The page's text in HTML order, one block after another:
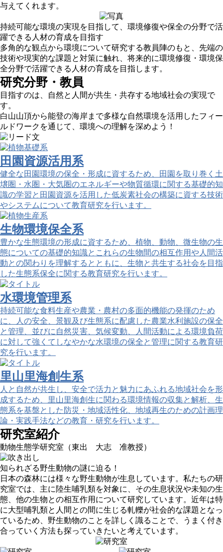
与えてくれます。
持続可能な環境の実現を目指して、環境修復や保全の分野で活
躍できる人材の育成を目指す
多角的な観点から環境について研究する教員陣のもと、先端の
技術や現実的な課題と対策に触れ、将来的に環境修復・環境保
全分野で活躍できる人材の育成を目指します。
研究分野・教員
目指すのは、自然と人間が共生・共存する地域社会の実現で
す。
白山山頂から能登の海岸まで多様な自然環境を活用したフィー
ルドワークを通じて、環境への理解を深めよう！
田園資源活用系
健全な田園環境の保全・形成に資するため、田園を取り巻く土
壌圏・水圏・大気圏のエネルギーや物質循環に関する基礎的知
識の学習と田園資源を活用した低炭素社会の構築に資する技術
やシステムについて教育研究を行います。
生物環境保全系
豊かな生態環境の形成に資するため、植物、動物、微生物の生
態についての基礎的知識とこれらの生物間の相互作用や人間活
動との関わりを理解するとともに、生物と共生する社会を目指
した生態系保全に関する教育研究を行います。
水環境管理系
持続可能な食料生産や農業・農村の多面的機能の発揮のため
に、人の安全、景観及び生態系に配慮した農業水利施設の保全
と管理、並びに自然災害、気候変動、人間活動による環境負荷
に対して強くてしなやかな水環境の保全と管理に関する教育研
究を行います。
里山里海創生系
人と自然が共生し、安全で活力と魅力にあふれる地域社会を形
成するため、里山里海創生に関わる環境情報の収集と解析、生
態系を基盤とした防災・地域活性化、地域再生のための計画理
論・実践手法などの教育・研究を行います。
研究室紹介
動物生態学研究室（東出 大志 准教授）
知られざる野生動物の謎に迫る！
日本の森林には様々な野生動物が生息しています。私たちの研
究室では、主に陸生哺乳類を対象に、その生息状況や未知の生
態、他の生物との相互作用について研究しています。近年は特
に大型哺乳類と人間との間に生じる軋轢が社会的な課題となっ
ているため、野生動物のことを詳しく識ることで、うまく付き
合っていく方法も探っていきたいと考えています。